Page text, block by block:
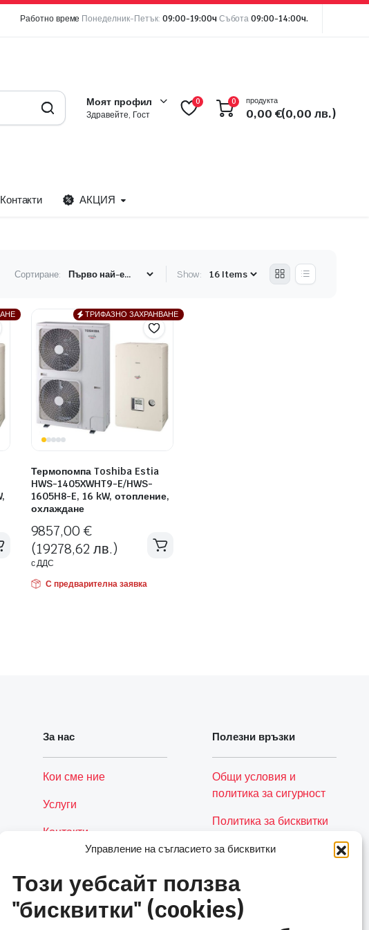
Управление на съгласието за бисквитки
Този уебсайт ползва
"бисквитки" (cookies)
Работно време Понеделник-Петък: 09:00-19:00ч Събота 09:00-14:00ч.
Моят профил
Здравейте, Гост
0 0 продукта
0,00€(0,00 лв.)
Контакти АКЦИЯ
Сортиране: Show:
Термопомпа Toshiba Estia
HWS-1405XWHT9-E/HWS-
1605H8-E, 16 kW, отопление,
охлаждане
9857,00€
(19278,62 лв.)
с ДДС
С предварителна заявка
ТРИФАЗНО ЗАХРАНВАНЕ
За нас
Кои сме ние
Услуги
Контакти
Полезни връзки
Общи условия и
политика за сигурност
Политика за бисквитки